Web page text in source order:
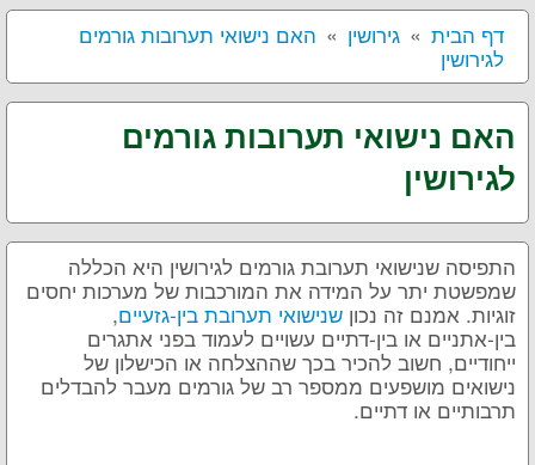
דף הבית גירושין
האם נישואי תערובות גורמים
לגירושין
האם נישואי תערובות גורמים
לגירושין
התפיסה שנישואי תערובת גורמים לגירושין היא הכללה
שמפשטת יתר על המידה את המורכבות של מערכות יחסים
זוגיות. אמנם זה נכון שנישואי תערובת בין-גזעיים,
בין-אתניים או בין-דתיים עשויים לעמוד בפני אתגרים
ייחודיים, חשוב להכיר בכך שההצלחה או הכישלון של
נישואים מושפעים ממספר רב של גורמים מעבר להבדלים
תרבותיים או דתיים.